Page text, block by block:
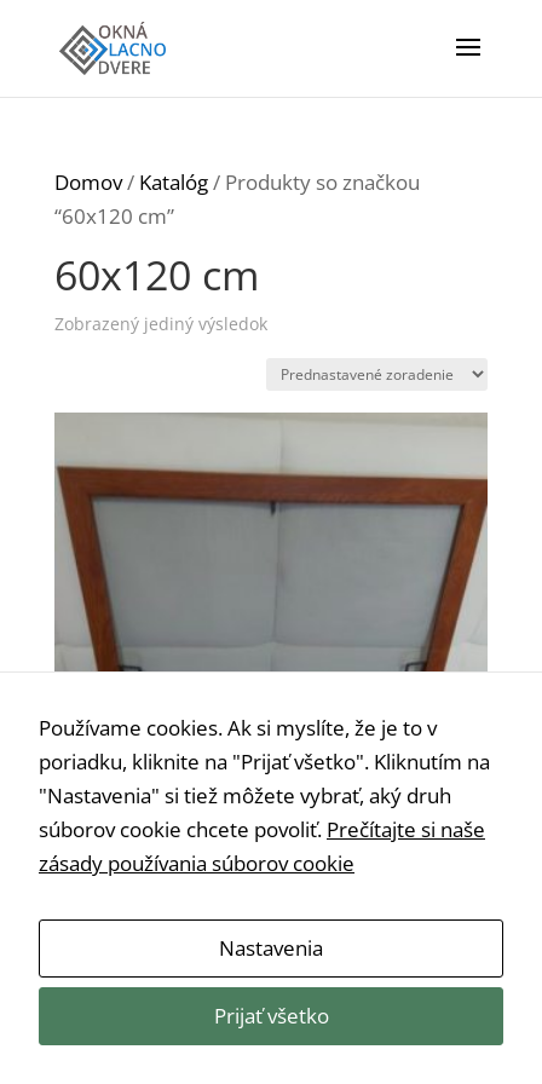
Domov/ Katalóg/ Produkty so značkou
“60x120 cm”
60x120 cm
Zobrazený jediný výsledok
Sieťka proti hmyzu zlatý dub š60 cm x v120
Používame cookies. Ak si myslíte, že je to v
poriadku, kliknite na "Prijať všetko". Kliknutím na
"Nastavenia" si tiež môžete vybrať, aký druh
súborov cookie chcete povoliť. Prečítajte si naše
zásady používania súborov cookie
Nastavenia
Prijať všetko
Tieto súbory
cookie nie sú
voliteľné. Sú
fungovanie